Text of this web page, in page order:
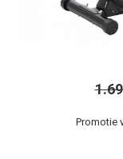
Promotie